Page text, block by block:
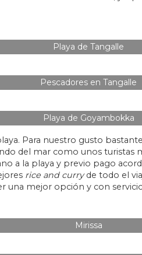
Playa de Tangalle
Pescadores en Tangalle
Playa de Goyambokka
Para nuestro gusto
del mar como unos turistas
a la playa y previo pago
rice and curryde todo el
una mejor opción y con
Mirissa